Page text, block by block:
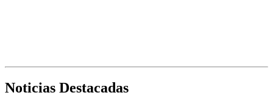
Noticias Destacadas